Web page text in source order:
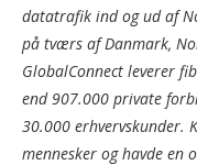
datatrafik ind og ud af
på tværs af Danmark,
GlobalConnect leverer
end 907.000 private
30.000 erhvervskunder.
mennesker og havde en